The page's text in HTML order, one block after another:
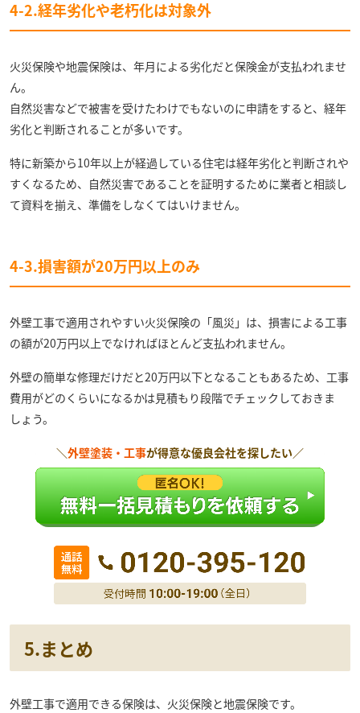
4-2.経年劣化や老朽化は対象外
火災保険や地震保険は、年月による劣化だと保険金が支払われませ
ん。
自然災害などで被害を受けたわけでもないのに申請をすると、経年
劣化と判断されることが多いです。
特に新築から10年以上が経過している住宅は経年劣化と判断されや
すくなるため、自然災害であることを証明するために業者と相談し
て資料を揃え、準備をしなくてはいけません。
4-3.損害額が20万円以上のみ
外壁工事で適用されやすい火災保険の「風災」は、損害による工事
の額が20万円以上でなければほとんど支払われません。
外壁の簡単な修理だけだと20万円以下となることもあるため、工事
費用がどのくらいになるかは見積もり段階でチェックしておきま
しょう。
＼外壁塗装・工事が得意な優良会社を探したい／
5.まとめ
外壁工事で適用できる保険は、火災保険と地震保険です。